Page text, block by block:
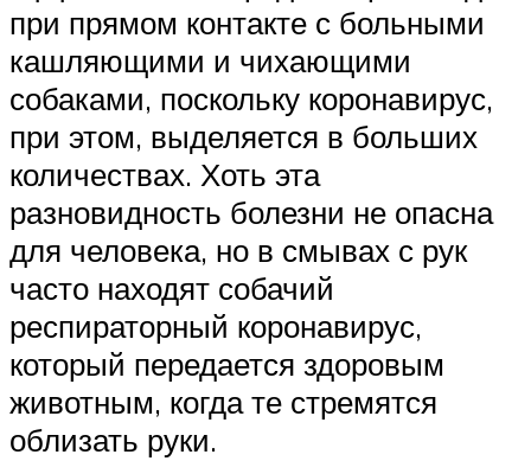
при прямом контакте с больными
кашляющими и чихающими
собаками, поскольку коронавирус,
при этом, выделяется в больших
количествах. Хоть эта
разновидность болезни не опасна
для человека, но в смывах с рук
часто находят собачий
респираторный коронавирус,
который передается здоровым
животным, когда те стремятся
облизать руки.